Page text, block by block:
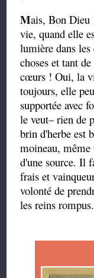
Mais, Bon Dieu
vie, quand elle
lumière dans les
choses et tant
cœurs ! Oui, la
toujours, elle
supportée avec
le veut– rien de
brin d'herbe est
moineau,
d'une source. Il
frais et
volonté de
les reins rompus.